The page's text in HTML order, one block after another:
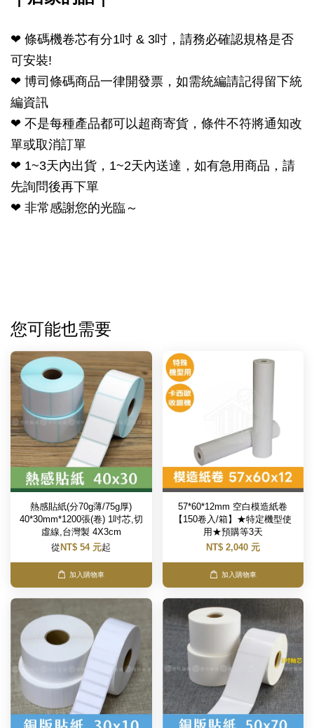
❤ 條碼機卷芯有分1吋 & 3吋，請務必確認規格是否
可安裝!
❤ 博司條碼商品一律開發票，如需統編請記得留下統
編資訊
❤ 不是每種產品都可以超商寄貨，條件不符將通知改
單或取消訂單
❤ 1~3天內出貨，1~2天內送達，如有急用商品，請
先詢問後再下單
❤ 非常感謝您的光臨～
您可能也需要
熱感貼紙(分70g薄/75g厚)
40*30mm*1200張(卷) 1吋芯,切
虛線,台灣製 4X3cm
從 NT$ 54 元起
加入購物車
57*60*12mm 空白模造紙卷
【150卷入/箱】★特定機型使
用★預購等3天
NT$ 2,040 元
加入購物車